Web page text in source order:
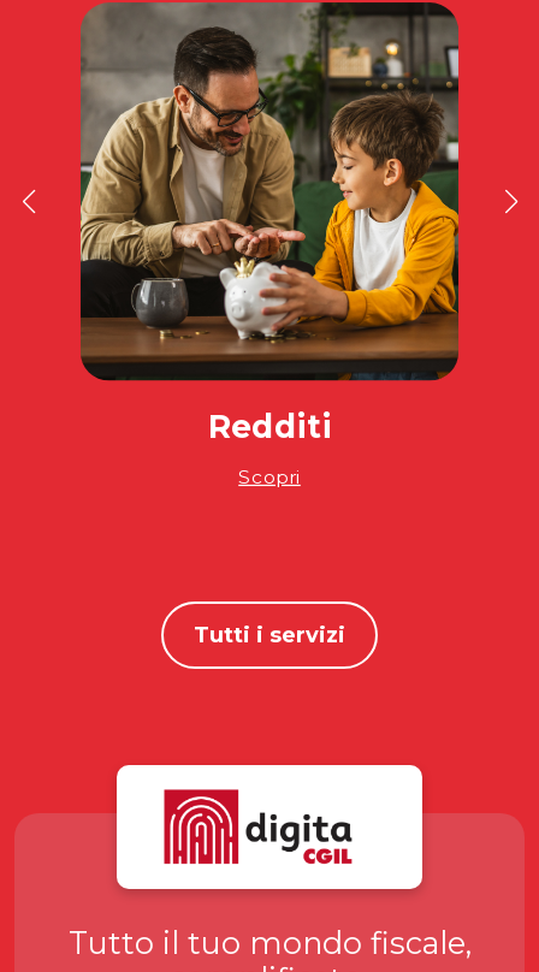
Redditi
Scopri
Tutti i servizi
Tutto il tuo mondo fiscale,